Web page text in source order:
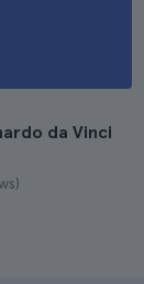
da Vinci